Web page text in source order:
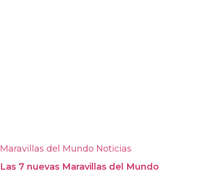
Maravillas del Mundo Noticias
Las 7 nuevas Maravillas del Mundo